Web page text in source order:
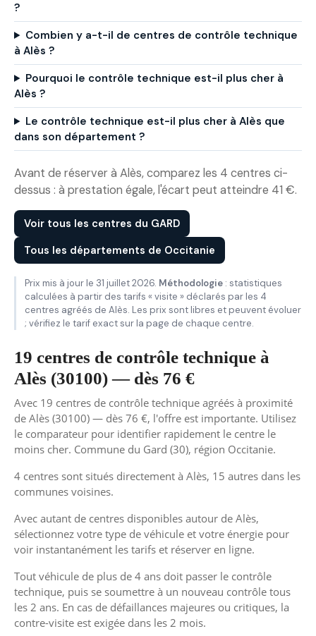
?
Combien y a-t-il de centres de contrôle technique
à Alès ?
Pourquoi le contrôle technique est-il plus cher à
Alès ?
Le contrôle technique est-il plus cher à Alès que
dans son département ?
Avant de réserver à Alès, comparez les 4 centres ci-
dessus : à prestation égale, l'écart peut atteindre 41 €.
Voir tous les centres du GARD
Tous les départements de Occitanie
Prix mis à jour le 31 juillet 2026. Méthodologie : statistiques
calculées à partir des tarifs « visite » déclarés par les 4
centres agréés de Alès. Les prix sont libres et peuvent évoluer
; vérifiez le tarif exact sur la page de chaque centre.
19 centres de contrôle technique à
Alès (30100) — dès 76 €
Avec 19 centres de contrôle technique agréés à proximité
de Alès (30100) — dès 76 €, l'offre est importante. Utilisez
le comparateur pour identifier rapidement le centre le
moins cher. Commune du Gard (30), région Occitanie.
4 centres sont situés directement à Alès, 15 autres dans les
communes voisines.
Avec autant de centres disponibles autour de Alès,
sélectionnez votre type de véhicule et votre énergie pour
voir instantanément les tarifs et réserver en ligne.
Tout véhicule de plus de 4 ans doit passer le contrôle
technique, puis se soumettre à un nouveau contrôle tous
les 2 ans. En cas de défaillances majeures ou critiques, la
contre-visite est exigée dans les 2 mois.